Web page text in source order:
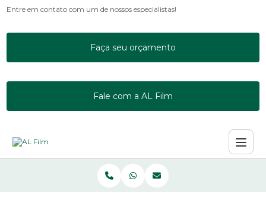
Entre em contato com um de nossos especialistas!
Faça seu orçamento
Fale com a AL Film